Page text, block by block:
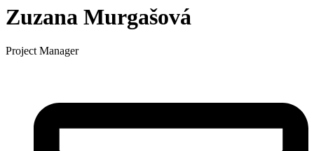
Zuzana Murgašová
Project Manager